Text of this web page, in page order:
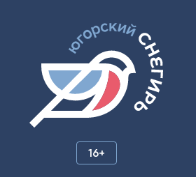
16+